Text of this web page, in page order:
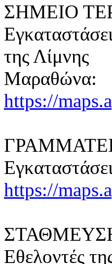
ΣΗΜΕΙΟ
της Λίμνης
Μαραθώνα:
https://
https://
Εθελοντές